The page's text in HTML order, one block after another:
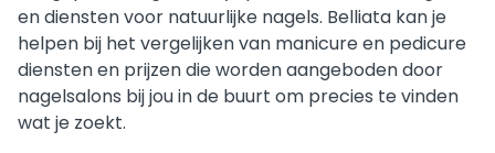
en diensten voor natuurlijke nagels. Belliata kan je
helpen bij het vergelijken van manicure en pedicure
diensten en prijzen die worden aangeboden door
nagelsalons bij jou in de buurt om precies te vinden
wat je zoekt.